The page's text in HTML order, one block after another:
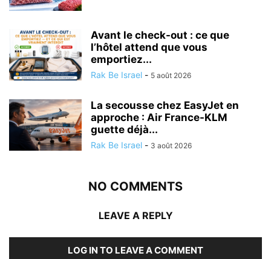
Avant le check-out : ce que
l’hôtel attend que vous
emportiez...
Rak Be Israel - 5 août 2026
La secousse chez EasyJet en
approche : Air France-KLM
guette déjà...
Rak Be Israel - 3 août 2026
NO COMMENTS
LEAVE A REPLY
LOG IN TO LEAVE A COMMENT